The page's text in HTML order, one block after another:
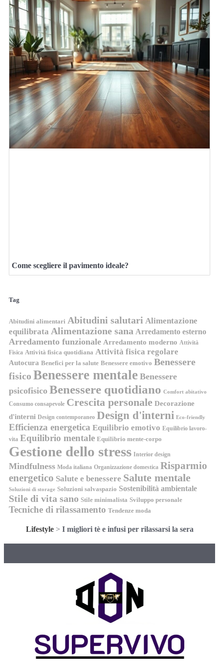
Come scegliere il pavimento ideale?
Tag
Abitudini alimentari Abitudini salutari Alimentazione
equilibrata Alimentazione sana Arredamento esterno
Arredamento funzionale Arredamento moderno Attività
Fisica Attività fisica quotidiana Attività fisica regolare
Autocura Benefici per la salute Benessere emotivo Benessere
fisico Benessere mentale Benessere
psicofisico Benessere quotidiano Comfort abitativo
Consumo consapevole Crescita personale Decorazione
d'interni Design contemporaneo Design d'interni Eco-friendly
Efficienza energetica Equilibrio emotivo Equilibrio lavoro-
vita Equilibrio mentale Equilibrio mente-corpo
Gestione dello stress Interior design
Mindfulness Moda italiana Organizzazione domestica Risparmio
energetico Salute e benessere Salute mentale
Soluzioni di storage Soluzioni salvaspazio Sostenibilità ambientale
Stile di vita sano Stile minimalista Sviluppo personale
Tecniche di rilassamento Tendenze moda
Lifestyle> I migliori tè e infusi per rilassarsi la sera